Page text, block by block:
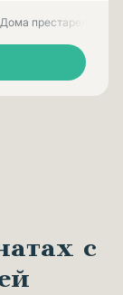
Дома престарелых
с